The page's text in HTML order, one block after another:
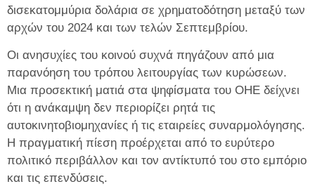
δισεκατομμύρια δολάρια σε χρηματοδότηση μεταξύ των
αρχών του 2024 και των τελών Σεπτεμβρίου.
Οι ανησυχίες του κοινού συχνά πηγάζουν από μια
παρανόηση του τρόπου λειτουργίας των κυρώσεων.
Μια προσεκτική ματιά στα ψηφίσματα του ΟΗΕ δείχνει
ότι η ανάκαμψη δεν περιορίζει ρητά τις
αυτοκινητοβιομηχανίες ή τις εταιρείες συναρμολόγησης.
Η πραγματική πίεση προέρχεται από το ευρύτερο
πολιτικό περιβάλλον και τον αντίκτυπό του στο εμπόριο
και τις επενδύσεις.